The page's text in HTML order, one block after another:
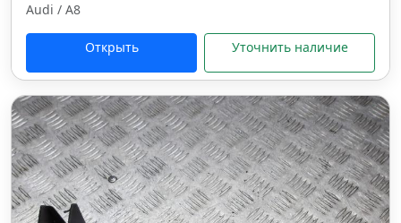
Audi / A8
Открыть Уточнить наличие